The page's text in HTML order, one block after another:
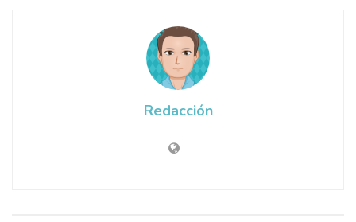
Redacción